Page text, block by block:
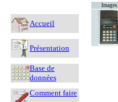
Accueil
Présentation
Base de
données
Comment faire
Images